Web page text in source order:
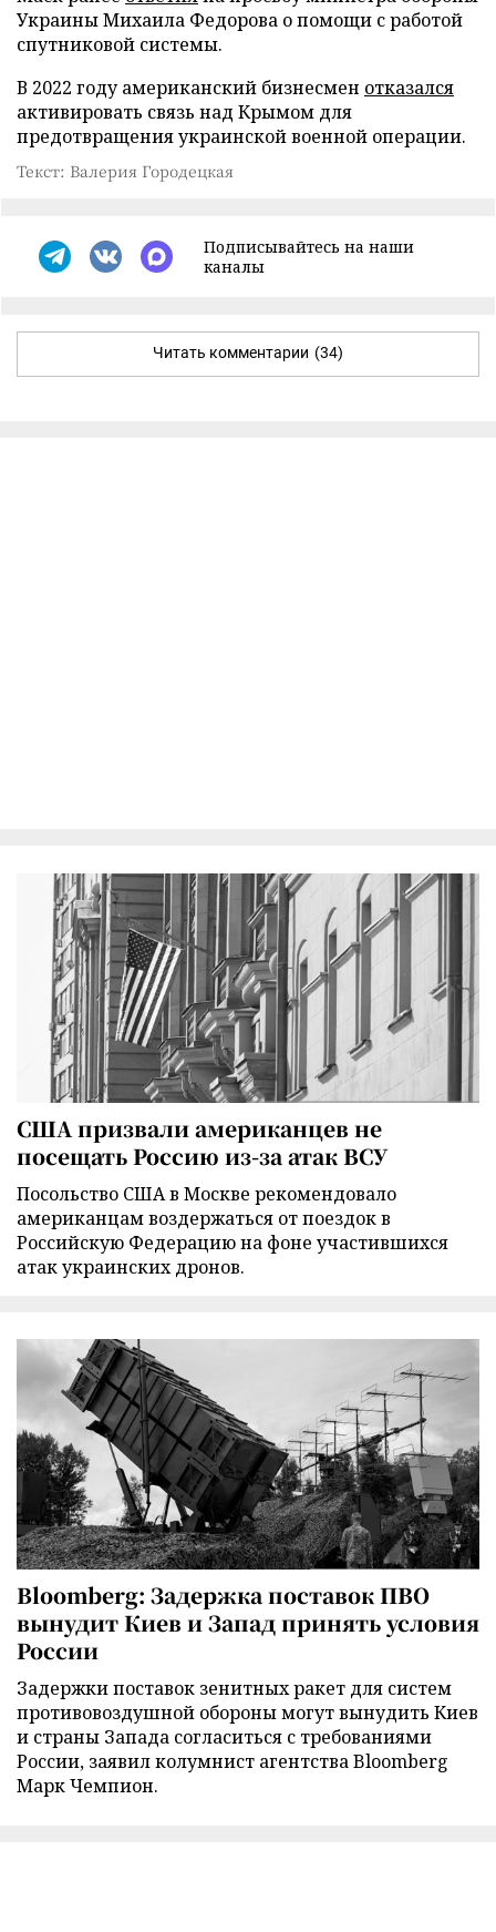
Украины Михаила Федорова о помощи с работой
спутниковой системы.
В 2022 году американский бизнесмен отказался
активировать связь над Крымом для
предотвращения украинской военной операции.
Текст: Валерия Городецкая
Подписывайтесь на наши
каналы
Читать комментарии (34)
США призвали американцев не
посещать Россию из-за атак ВСУ
Посольство США в Москве рекомендовало
американцам воздержаться от поездок в
Российскую Федерацию на фоне участившихся
атак украинских дронов.
Bloomberg: Задержка поставок ПВО
вынудит Киев и Запад принять условия
России
Задержки поставок зенитных ракет для систем
противовоздушной обороны могут вынудить Киев
и страны Запада согласиться с требованиями
России, заявил колумнист агентства Bloomberg
Марк Чемпион.